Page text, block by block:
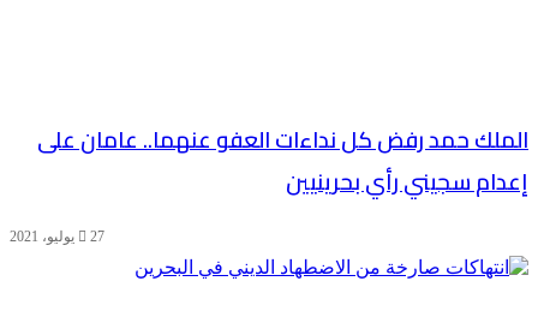
الملك حمد رفض كل نداءات العفو عنهما.. عامان على
إعدام سجيني رأي بحرينيين
27 يوليو، 2021